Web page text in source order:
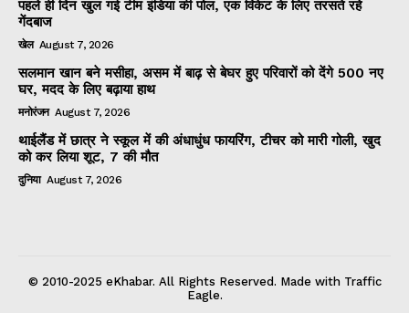
पहले ही दिन खुल गई टीम इंडिया की पोल, एक विकेट के लिए तरसते रहे
गेंदबाज
खेल August 7, 2026
सलमान खान बने मसीहा, असम में बाढ़ से बेघर हुए परिवारों को देंगे 500 नए
घर, मदद के लिए बढ़ाया हाथ
मनोरंजन August 7, 2026
थाईलैंड में छात्र ने स्कूल में की अंधाधुंध फायरिंग, टीचर को मारी गोली, खुद
को कर लिया शूट, 7 की मौत
दुनिया August 7, 2026
© 2010-2025 eKhabar. All Rights Reserved. Made with Traffic
Eagle.